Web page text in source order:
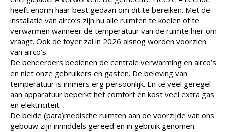
heeft enorm haar best gedaan om dit te bereiken. Met de
installatie van airco’s zijn nu alle ruimten te koelen of te
verwarmen wanneer de temperatuur van de ruimte hier om
vraagt. Ook de foyer zal in 2026 alsnog worden voorzien
van airco’s.
De beheerders bedienen de centrale verwarming en airco’s
en niet onze gebruikers en gasten. De beleving van
temperatuur is immers erg persoonlijk. En te veel geregel
aan apparatuur beperkt het comfort en kost veel extra gas
en elektriciteit.
De beide (para)medische ruimten aan de voorzijde van ons
gebouw zijn inmiddels gereed en in gebruik genomen.